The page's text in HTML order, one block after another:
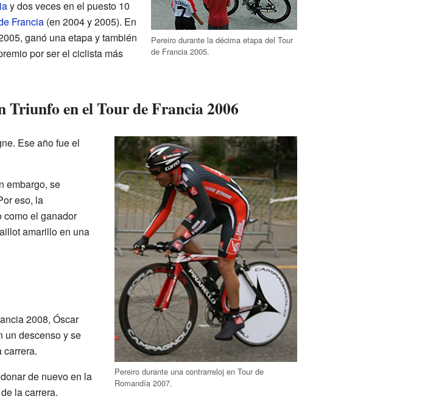
Pereiro durante la décima etapa del Tour
de Francia 2005.
y dos veces en el puesto 10
Francia(en 2004 y 2005). En
ganó una etapa y también
por ser el ciclista más
Triunfo en el Tour de Francia 2006
Pereiro durante una contrarreloj en Tour de
Romandía 2007.
Ese año fue el
embargo, se
eso, la
como el ganador
amarillo en una
2008, Óscar
un descenso y se
carrera.
de nuevo en la
la carrera.